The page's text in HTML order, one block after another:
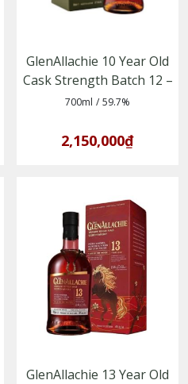
GlenAllachie 10 Year Old
Cask Strength Batch 12 –
Single Malt Scotch
700ml / 59.7%
2,150,000₫
GlenAllachie 13 Year Old